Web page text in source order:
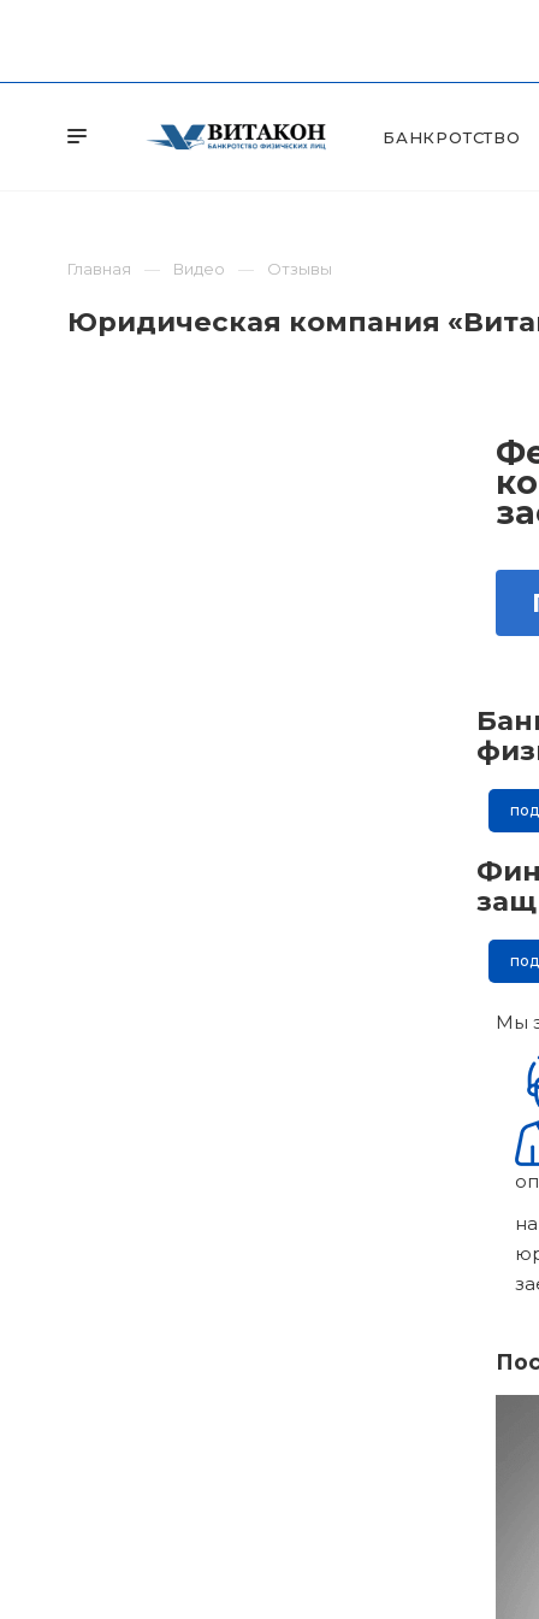
БАНКРОТСТВО
Главная Видео Отзывы
Юридическая компания
Мы